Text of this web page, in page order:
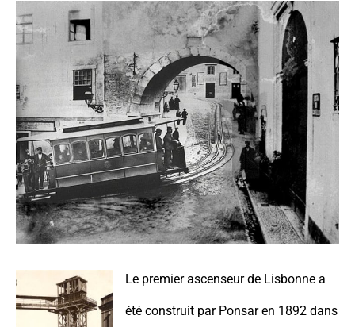
Le premier ascenseur de Lisbonne a
été construit par Ponsar en 1892 dans